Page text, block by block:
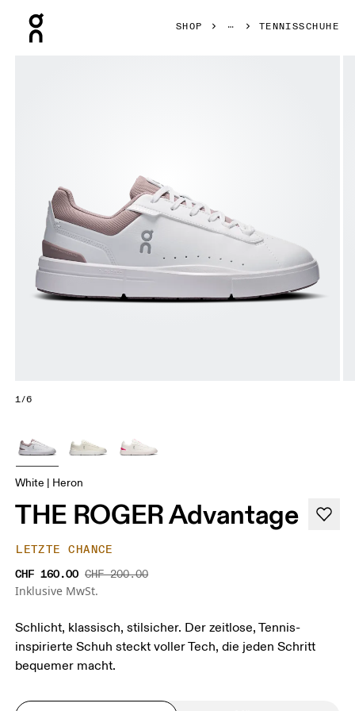
SHOP TENNISSCHUHE
1/6
White | Heron
THE ROGER Advantage
LETZTE CHANCE
CHF 160.00 CHF 200.00
Inklusive MwSt.
Schlicht, klassisch, stilsicher. Der zeitlose, Tennis-
inspirierte Schuh steckt voller Tech, die jeden Schritt
bequemer macht.